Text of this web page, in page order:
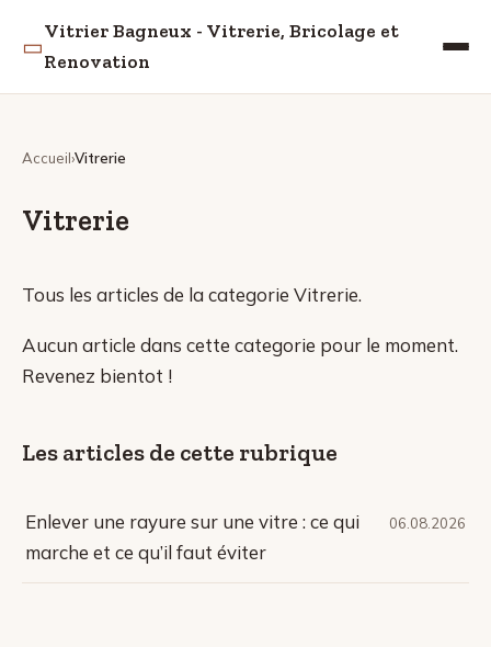
▭
Vitrier Bagneux - Vitrerie, Bricolage et
Renovation
Accueil Vitrerie
Vitrerie
Tous les articles de la categorie Vitrerie.
Aucun article dans cette categorie pour le moment.
Revenez bientot !
Les articles de cette rubrique
Enlever une rayure sur une vitre : ce qui
marche et ce qu’il faut éviter
06.08.2026